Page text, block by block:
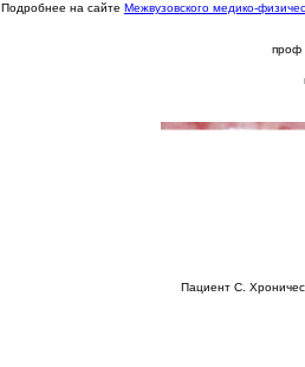
Подробнее на сайте Межвузовского медико-
проф
Пациент С.